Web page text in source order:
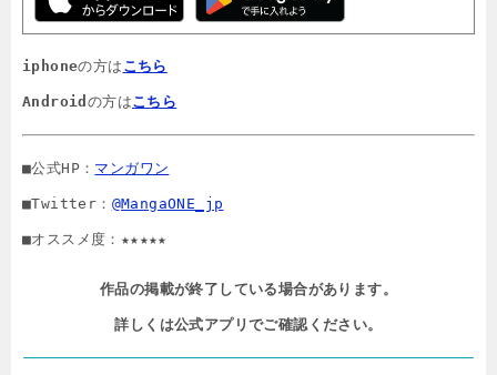
iphoneの方は こちら
Android の方はこちら
■公式HP： マンガワン
■Twitter： @MangaONE_jp
■オススメ度：★★★★★
作品の掲載が終了している場合があります。
詳しくは公式アプリでご確認ください。